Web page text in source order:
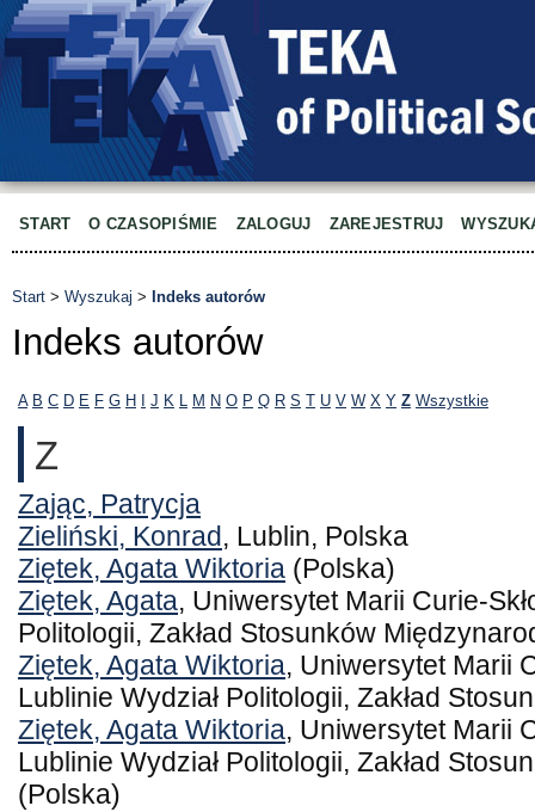
START O CZASOPIŚMIE ZALOGUJ ZAREJESTRUJ
Start > Wyszukaj > Indeks autorów
Indeks autorów
A B C D E F G H J K L M N O P Q R S T U V W X Y Z Wszystkie
Z
Zając, Patrycja
Zieliński, Konrad , Lublin, Polska
Ziętek, Agata Wiktoria (Polska)
Ziętek, Agata, Uniwersytet Marii Curie-
Politologii, Zakład Stosunków
Ziętek, Agata Wiktoria, Uniwersytet Marii
Lublinie Wydział Politologii, Zakład
Ziętek, Agata Wiktoria, Uniwersytet Marii
Lublinie Wydział Politologii, Zakład
(Polska)